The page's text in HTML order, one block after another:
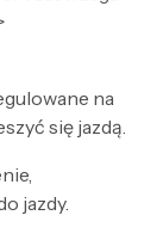
na
się jazdą.
jazdy.